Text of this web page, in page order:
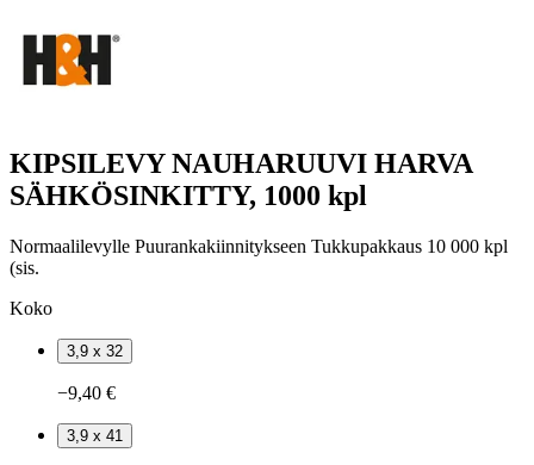
KIPSILEVY NAUHARUUVI HARVA
SÄHKÖSINKITTY, 1000 kpl
Normaalilevylle Puurankakiinnitykseen Tukkupakkaus 10 000 kpl
(sis.
Koko
3,9 x 32
−9,40 €
3,9 x 41